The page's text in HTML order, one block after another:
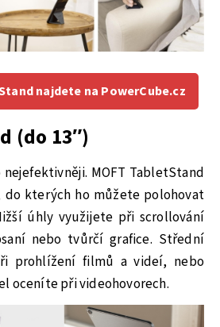
najdete na PowerCube.cz
(do 13″)
MOFT TabletStand
do kterých ho můžete polohovat
úhly využijete při scrollování
nebo tvůrčí grafice. Střední
prohlížení filmů a videí, nebo
oceníte při videohovorech.